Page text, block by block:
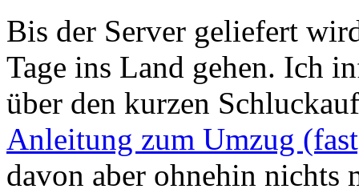
Bis der Server geliefert
Tage ins Land gehen. Ich
über den kurzen
Anleitung zum Umzug
davon aber ohnehin nichts